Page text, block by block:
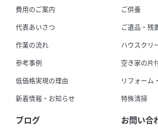
費用のご案内
代表あいさつ
作業の流れ
参考事例
低価格実現の理由
新着情報・お知らせ
ご供養
ご遺品・残
ハウスクリ
空き家の片
リフォーム
特殊清掃
ブログ お問い合